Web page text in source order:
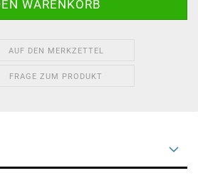
AUF DEN MERKZETTEL
FRAGE ZUM PRODUKT